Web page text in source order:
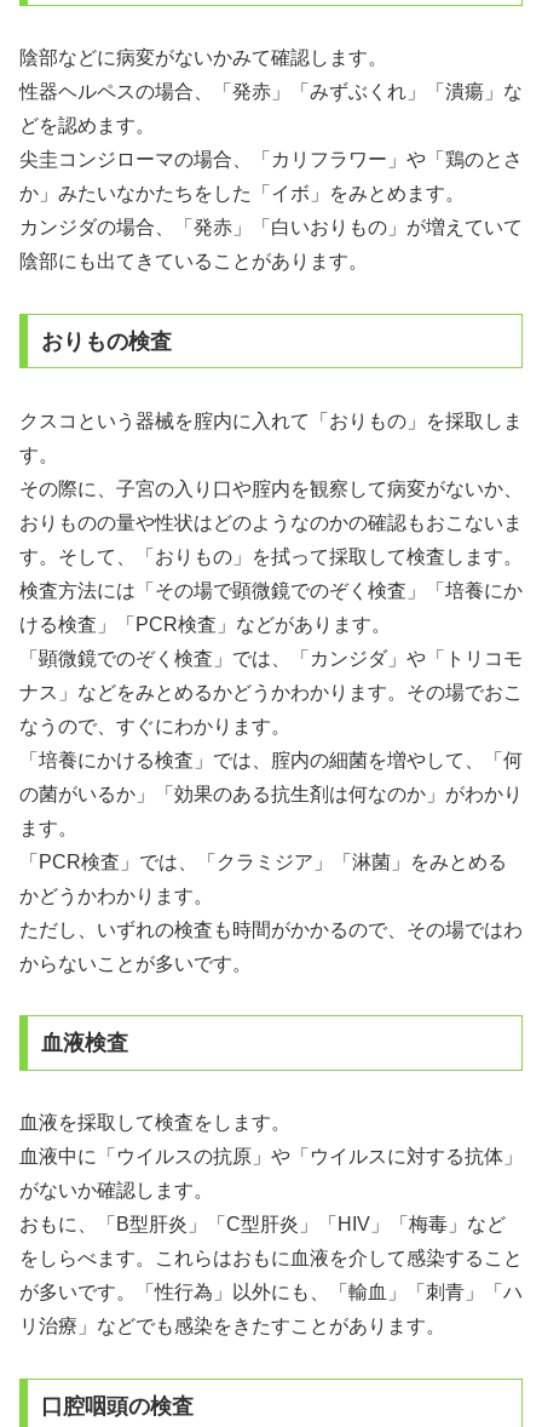
陰部などに病変がないかみて確認します。
性器ヘルペスの場合、「発赤」「みずぶくれ」「潰瘍」な
どを認めます。
尖圭コンジローマの場合、「カリフラワー」や「鶏のとさ
か」みたいなかたちをした「イボ」をみとめます。
カンジダの場合、「発赤」「白いおりもの」が増えていて
陰部にも出てきていることがあります。
おりもの検査
クスコという器械を腟内に入れて「おりもの」を採取しま
す。
その際に、子宮の入り口や腟内を観察して病変がないか、
おりものの量や性状はどのようなのかの確認もおこないま
す。そして、「おりもの」を拭って採取して検査します。
検査方法には「その場で顕微鏡でのぞく検査」「培養にか
ける検査」「PCR検査」などがあります。
「顕微鏡でのぞく検査」では、「カンジダ」や「トリコモ
ナス」などをみとめるかどうかわかります。その場でおこ
なうので、すぐにわかります。
「培養にかける検査」では、腟内の細菌を増やして、「何
の菌がいるか」「効果のある抗生剤は何なのか」がわかり
ます。
「PCR検査」では、「クラミジア」「淋菌」をみとめる
かどうかわかります。
ただし、いずれの検査も時間がかかるので、その場ではわ
からないことが多いです。
血液検査
血液を採取して検査をします。
血液中に「ウイルスの抗原」や「ウイルスに対する抗体」
がないか確認します。
おもに、「B型肝炎」「C型肝炎」「HIV」「梅毒」など
をしらべます。これらはおもに血液を介して感染すること
が多いです。「性行為」以外にも、「輸血」「刺青」「ハ
リ治療」などでも感染をきたすことがあります。
口腔咽頭の検査